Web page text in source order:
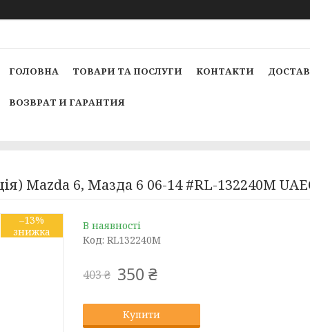
ГОЛОВНА ТОВАРИ ТА ПОСЛУГИ КОНТАКТИ
ВОЗВРАТ И ГАРАНТИЯ
Mazda 6, Мазда 6 06-14 #RL-132240M
–13%
В наявності
Код: RL132240M
403 ₴ 350 ₴
Купити